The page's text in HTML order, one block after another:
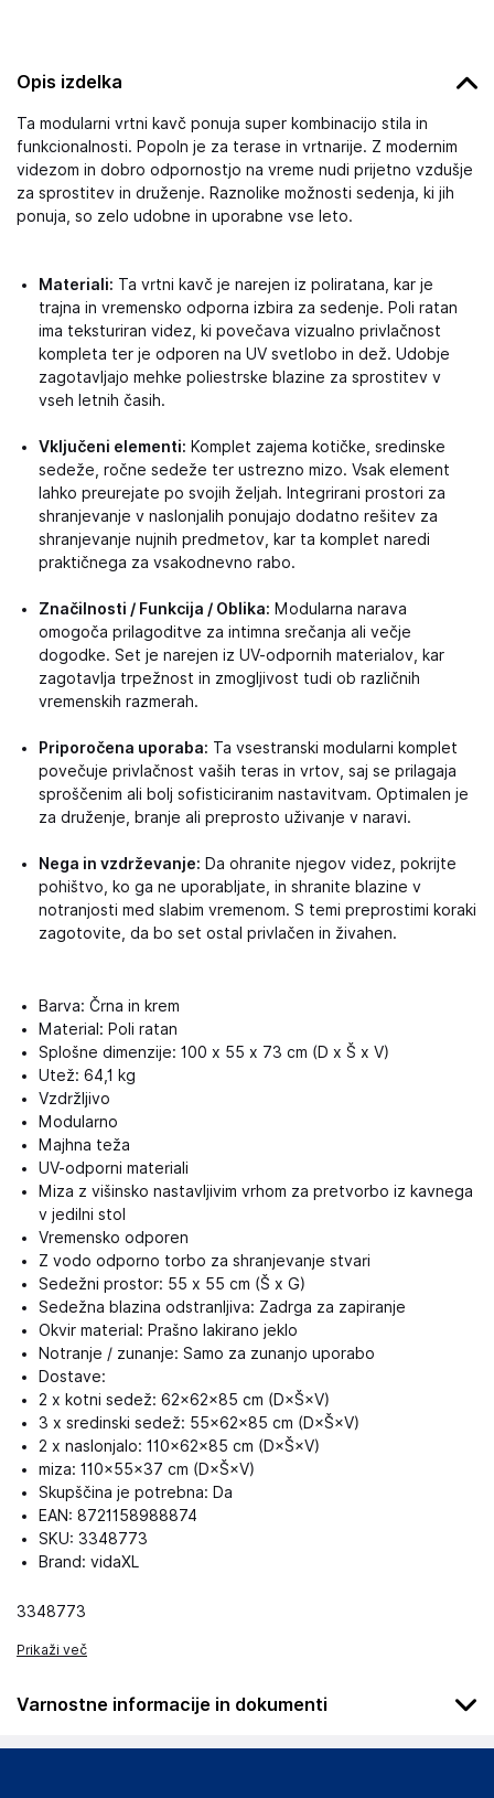
Opis izdelka
Ta modularni vrtni kavč ponuja super kombinacijo stila in
funkcionalnosti. Popoln je za terase in vrtnarije. Z modernim
videzom in dobro odpornostjo na vreme nudi prijetno vzdušje
za sprostitev in druženje. Raznolike možnosti sedenja, ki jih
ponuja, so zelo udobne in uporabne vse leto.
Materiali: Ta vrtni kavč je narejen iz poliratana, kar je
trajna in vremensko odporna izbira za sedenje. Poli ratan
ima teksturiran videz, ki povečava vizualno privlačnost
kompleta ter je odporen na UV svetlobo in dež. Udobje
zagotavljajo mehke poliestrske blazine za sprostitev v
vseh letnih časih.
Vključeni elementi: Komplet zajema kotičke, sredinske
sedeže, ročne sedeže ter ustrezno mizo. Vsak element
lahko preurejate po svojih željah. Integrirani prostori za
shranjevanje v naslonjalih ponujajo dodatno rešitev za
shranjevanje nujnih predmetov, kar ta komplet naredi
praktičnega za vsakodnevno rabo.
Značilnosti / Funkcija / Oblika: Modularna narava
omogoča prilagoditve za intimna srečanja ali večje
dogodke. Set je narejen iz UV-odpornih materialov, kar
zagotavlja trpežnost in zmogljivost tudi ob različnih
vremenskih razmerah.
Priporočena uporaba: Ta vsestranski modularni komplet
povečuje privlačnost vaših teras in vrtov, saj se prilagaja
sproščenim ali bolj sofisticiranim nastavitvam. Optimalen je
za druženje, branje ali preprosto uživanje v naravi.
Nega in vzdrževanje: Da ohranite njegov videz, pokrijte
pohištvo, ko ga ne uporabljate, in shranite blazine v
notranjosti med slabim vremenom. S temi preprostimi koraki
zagotovite, da bo set ostal privlačen in živahen.
Barva: Črna in krem
Material: Poli ratan
Splošne dimenzije: 100 x 55 x 73 cm (D x Š x V)
Utež: 64,1 kg
Vzdržljivo
Modularno
Majhna teža
UV-odporni materiali
Miza z višinsko nastavljivim vrhom za pretvorbo iz kavnega
v jedilni stol
Vremensko odporen
Z vodo odporno torbo za shranjevanje stvari
Sedežni prostor: 55 x 55 cm (Š x G)
Sedežna blazina odstranljiva: Zadrga za zapiranje
Okvir material: Prašno lakirano jeklo
Notranje / zunanje: Samo za zunanjo uporabo
Dostave:
2 x kotni sedež: 62×62×85 cm (D×Š×V)
3 x sredinski sedež: 55×62×85 cm (D×Š×V)
2 x naslonjalo: 110×62×85 cm (D×Š×V)
miza: 110×55×37 cm (D×Š×V)
Skupščina je potrebna: Da
EAN: 8721158988874
SKU: 3348773
Brand: vidaXL
3348773
Prikaži več
Varnostne informacije in dokumenti
Podatki o proizvajalcu